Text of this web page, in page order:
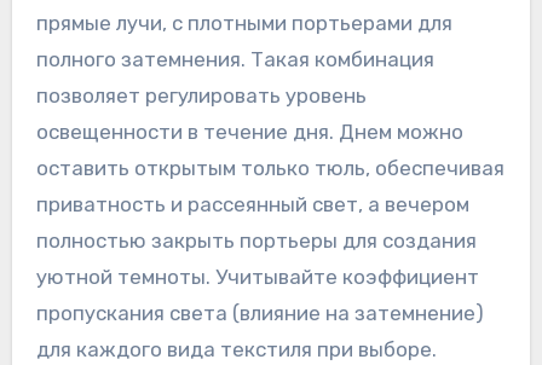
прямые лучи, с плотными портьерами для
полного затемнения. Такая комбинация
позволяет регулировать уровень
освещенности в течение дня. Днем можно
оставить открытым только тюль, обеспечивая
приватность и рассеянный свет, а вечером
полностью закрыть портьеры для создания
уютной темноты. Учитывайте коэффициент
пропускания света (влияние на затемнение)
для каждого вида текстиля при выборе.